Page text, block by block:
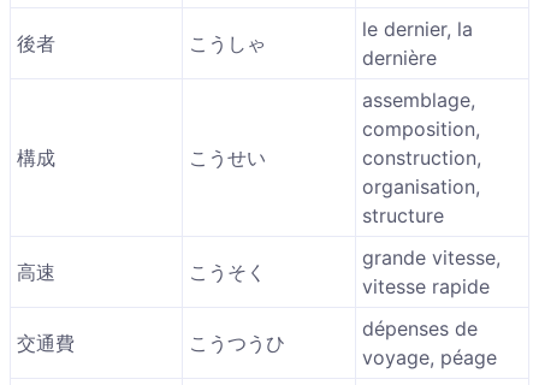
後者 こうしゃ
le dernier, la
dernière
構成 こうせい
assemblage,
composition,
construction,
organisation,
structure
高速 こうそく
grande vitesse,
vitesse rapide
交通費 こうつうひ
dépenses de
voyage, péage